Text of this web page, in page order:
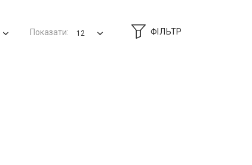
ФІЛЬТР
Показати: 12